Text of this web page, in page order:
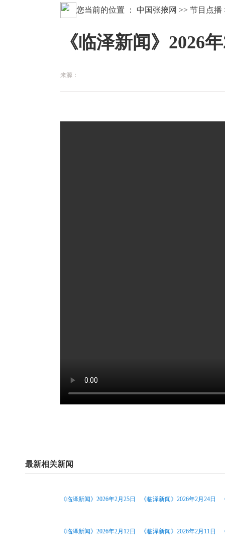
您当前的位置 ： 中国张掖网 >> 节目点播
《临泽新闻》2026
来源：
最新相关新闻
《临泽新闻》2026年2月25日 《临泽新闻》2026年2月24日
《临泽新闻》2026年2月12日 《临泽新闻》2026年2月11日